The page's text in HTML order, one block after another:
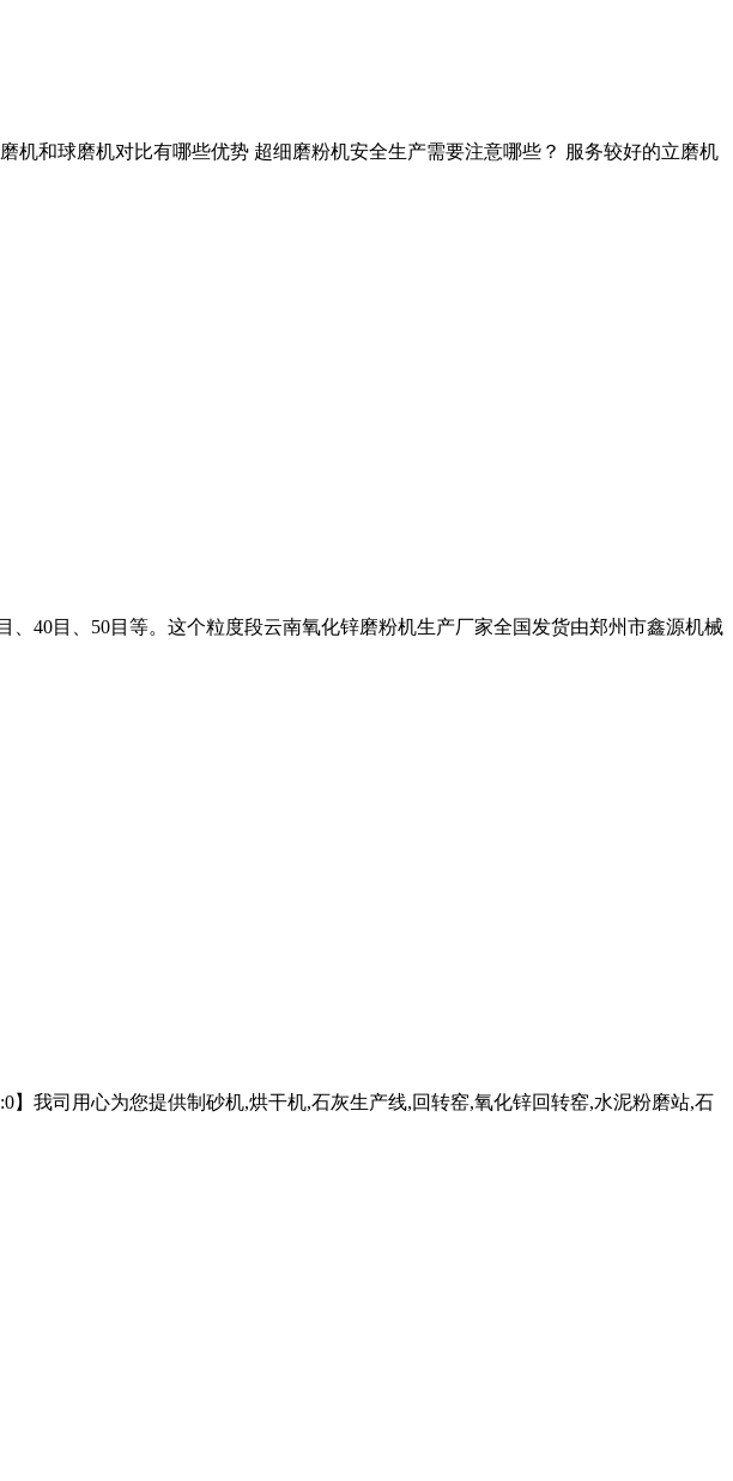
和球磨机对比有哪些优势 超细磨粉机安全生产需要注意哪些？ 服务较好的立磨机
40目、50目等。这个粒度段云南氧化锌磨粉机生产厂家全国发货由郑州市鑫源机械
我司用心为您提供制砂机,烘干机,石灰生产线,回转窑,氧化锌回转窑,水泥粉磨站,石